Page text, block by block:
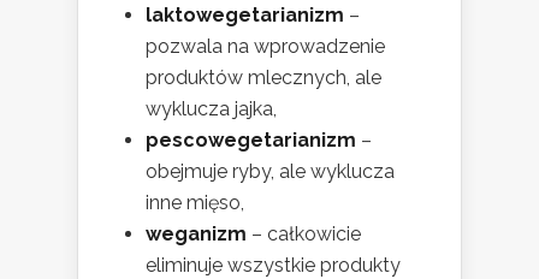
laktowegetarianizm –
pozwala na wprowadzenie
produktów mlecznych, ale
wyklucza jajka,
pescowegetarianizm –
obejmuje ryby, ale wyklucza
inne mięso,
weganizm – całkowicie
eliminuje wszystkie produkty